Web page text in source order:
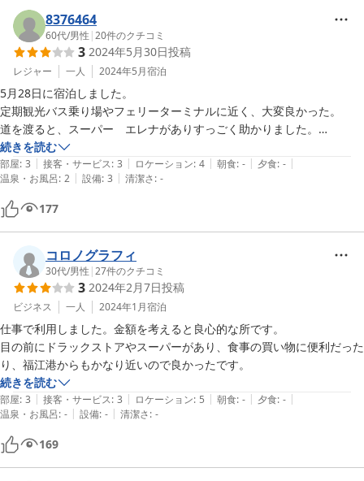
8376464
60代/男性 |20件のクチコミ
3 2024年5月30日投稿
レジャー 一人 2024年5月宿泊
5月28日に宿泊しました。
定期観光バス乗り場やフェリーターミナルに近く、大変良かった。
道を渡ると、スーパー　エレナがありすっごく助かりました。
ただ、シャワーの温度調整が出来なくて、大変苦労しました。
続きを読む
部屋: 3 | 接客・サービス: 3 | ロケーション: 4 | 朝食: - | 夕食: - |
温泉・お風呂: 2 | 設備: 3 | 清潔さ: -
177
コロノグラフィ
30代/男性 |27件のクチコミ
3 2024年2月7日投稿
ビジネス 一人 2024年1月宿泊
仕事で利用しました。金額を考えると良心的な所です。
目の前にドラックストアやスーパーがあり、食事の買い物に便利だった
続きを読む
部屋: 3 | 接客・サービス: 3 | ロケーション: 5 | 朝食: - | 夕食: - |
温泉・お風呂: - | 設備: - | 清潔さ: -
169